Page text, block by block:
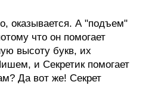
оказывается. А "подъем"
что он помогает
высоту букв, их
и Секретик помогает
Да вот же! Секрет